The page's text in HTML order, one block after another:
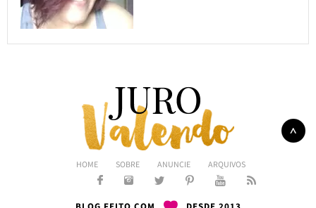
HOME SOBRE ANUNCIE ARQUIVOS